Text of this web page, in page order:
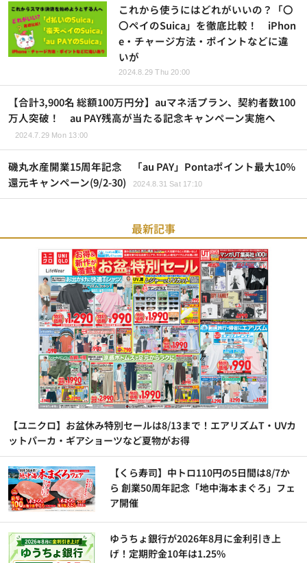
これから使うにはどれがいいの？「〇
〇ペイのSuica」を徹底比較！ iPhon
e・チャージ方法・ポイントなどに違
いが
2024.8.29 Thu 20:00
【合計3,900名 総額100万円分】auマネ活プラン、契約者数100
万人突破！ au PAY残高が当たる記念キャンペーン実施へ
2024.7.29 Mon 13:00
磯丸水産開業15周年記念 「au PAY」Pontaポイント最大10％
還元キャンペーン(9/2-30)
2024.8.31 Sat 17:10
最新記事
【ユニクロ】お盆休み特別セールは8/13まで！エアリズムT・UVカ
ットパーカ・ギアショーツなど夏物がお得
【くら寿司】中トロ110円の5日間は8/7か
ら 創業50周年記念「地中海本まぐろ」フェ
ア開催
ゆうちょ銀行が2026年8月に金利引き上
げ！定期貯金10年は1.25%